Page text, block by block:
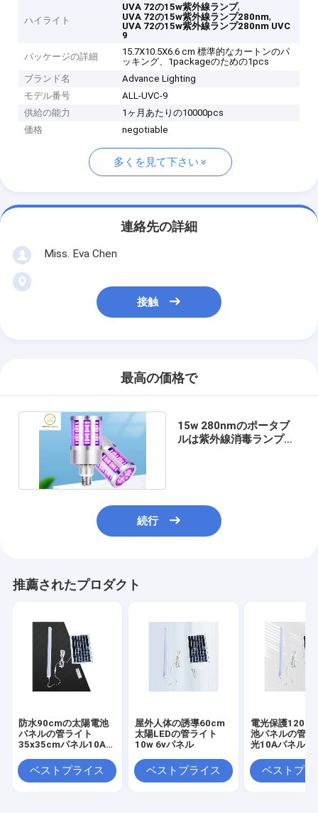
ハイライト
UVA 72の15w紫外線ランプ,
UVA 72の15w紫外線ランプ280nm,
UVA 72の15w紫外線ランプ280nm UVC
9
パッケージの詳細
15.7X10.5X6.6 cm 標準的なカートンのパ
ッキング、1packageのための1pcs
ブランド名
Advance Lighting
モデル番号
ALL-UVC-9
供給の能力
1ヶ月あたりの10000pcs
価格
negotiable
多くを見て下さい
連絡先の詳細
Miss. Eva Chen
接触
最高の価格で
15w 280nmのポータブ
ルは紫外線消毒ランプ
続行
推薦されたプロダクト
防水90cmの太陽電池
パネルの管ライト
35x35cmパネル10A
ベストプライス
屋外人体の誘導60cm
太陽LEDの管ライト
10w 6vパネル
ベストプライス
電光保護
池パネルの管ラ
光10Aパネル
ベストプラ